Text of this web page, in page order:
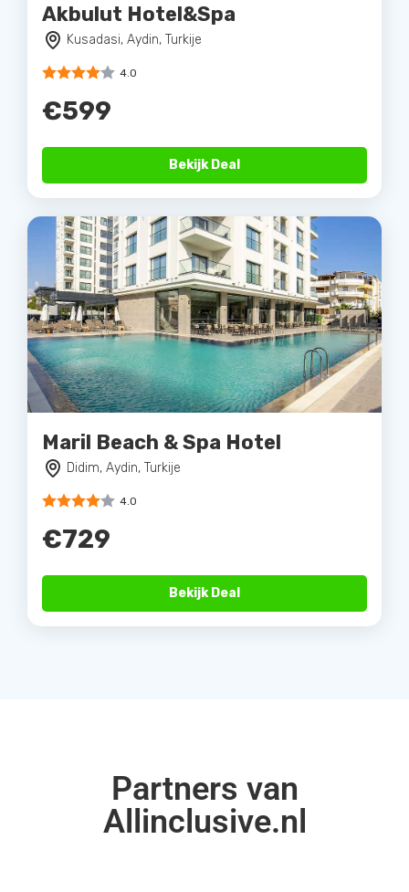
Akbulut Hotel&Spa
Kusadasi, Aydin, Turkije
4.0
€599
Bekijk Deal
Maril Beach & Spa Hotel
Didim, Aydin, Turkije
4.0
€729
Bekijk Deal
Partners van
Allinclusive.nl